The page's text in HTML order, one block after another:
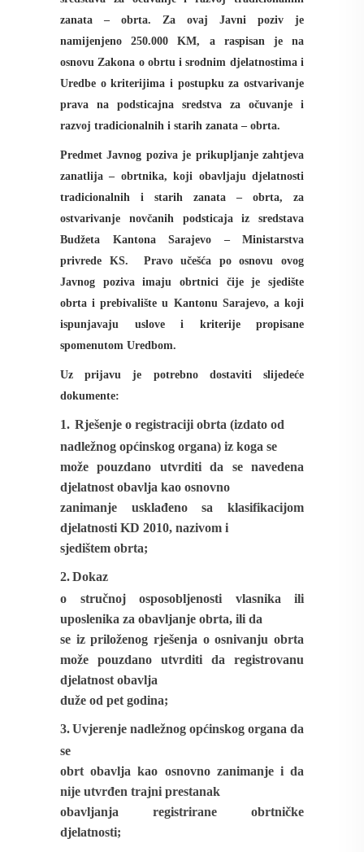
zanata – obrta. Za ovaj Javni poziv je
namijenjeno 250.000 KM, a raspisan je na
osnovu Zakona o obrtu i srodnim djelatnostima i
Uredbe o kriterijima i postupku za ostvarivanje
prava na podsticajna sredstva za očuvanje i
razvoj tradicionalnih i starih zanata – obrta.
Predmet Javnog poziva je prikupljanje zahtjeva
zanatlija – obrtnika, koji obavljaju djelatnosti
tradicionalnih i starih zanata – obrta, za
ostvarivanje novčanih podsticaja iz sredstava
Budžeta Kantona Sarajevo – Ministarstva
privrede KS. Pravo učešća po osnovu ovog
Javnog poziva imaju obrtnici čije je sjedište
obrta i prebivalište u Kantonu Sarajevo, a koji
ispunjavaju uslove i kriterije propisane
spomenutom Uredbom.
Uz prijavu je potrebno dostaviti slijedeće
dokumente:
1. Rješenje o registraciji obrta (izdato od
nadležnog općinskog organa) iz koga se
može pouzdano utvrditida se navedena
djelatnost obavlja kao osnovno
zanimanje usklađeno sa klasifikacijom
djelatnosti KD 2010, nazivom i
sjedištem obrta;
2.Dokaz
o stručnoj osposobljenosti vlasnika ili
uposlenika za obavljanje obrta, ili da
se iz priloženog rješenja o osnivanju obrta
može pouzdano utvrditi da registrovanu
djelatnost obavlja
duže od pet godina;
3.Uvjerenje nadležnog općinskog organa da
se
obrt obavlja kao osnovno zanimanje i da
nije utvrđen trajni prestanak
obavljanja registrirane obrtničke
djelatnosti;